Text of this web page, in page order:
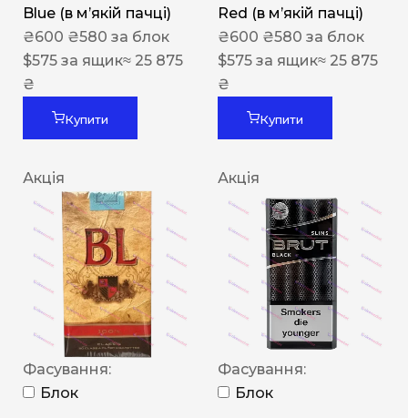
Blue (в мʼякій пачці)
₴600 ₴580 за блок
$575 за ящик≈ 25 875
₴
Купити
Red (в мʼякій пачці)
₴600 ₴580 за блок
$575 за ящик≈ 25 875
₴
Купити
Акція
Фасування:
Блок
Акція
Фасування:
Блок